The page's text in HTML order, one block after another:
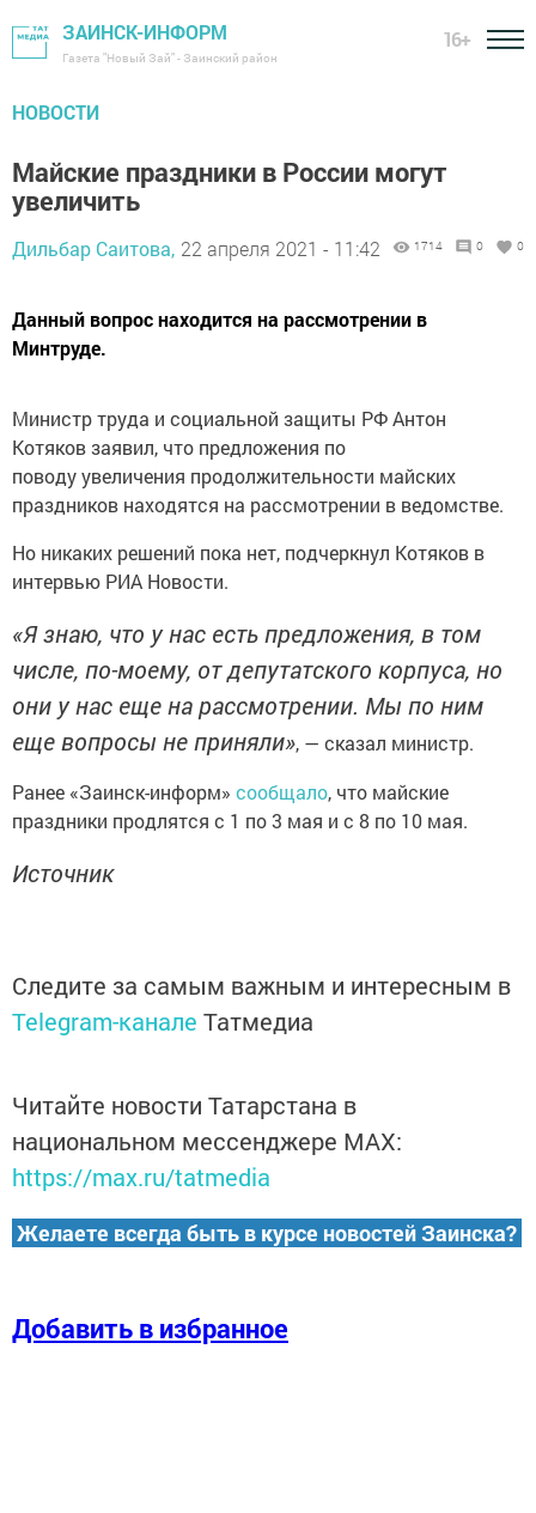
ЗАИНСК-ИНФОРМ
Газета "Новый Зай" - Заинский район
16+
НОВОСТИ
Майские праздники в России могут
увеличить
Дильбар Саитова, 22 апреля 2021 - 11:42 1714 0 0
Данный вопрос находится на рассмотрении в
Минтруде.
Министр труда и социальной защиты РФ Антон
Котяков заявил, что предложения по
поводу увеличения продолжительности майских
праздников находятся на рассмотрении в ведомстве.
Но никаких решений пока нет, подчеркнул Котяков в
интервью РИА Новости.
«Я знаю, что у нас есть предложения, в том
числе, по-моему, от депутатского корпуса, но
они у нас еще на рассмотрении. Мы по ним
еще вопросы не приняли», — сказал министр.
Ранее «Заинск-информ» сообщало, что майские
праздники продлятся с 1 по 3 мая и с 8 по 10 мая.
Источник
Следите за самым важным и интересным в
Telegram-канале Татмедиа
Читайте новости Татарстана в
национальном мессенджере MАХ:
https://max.ru/tatmedia
Желаете всегда быть в курсе новостей Заинска?
Добавить в избранное